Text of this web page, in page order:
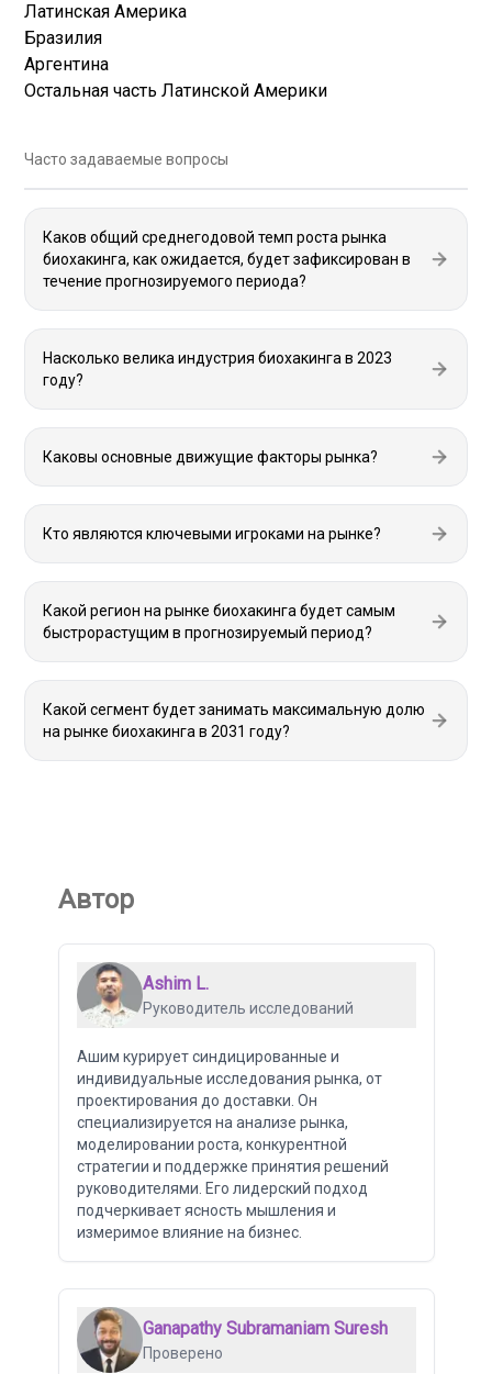
Латинская Америка
Бразилия
Аргентина
Остальная часть Латинской Америки
Часто задаваемые вопросы
Каков общий среднегодовой темп роста рынка
биохакинга, как ожидается, будет зафиксирован в
течение прогнозируемого периода?
Насколько велика индустрия биохакинга в 2023
году?
Каковы основные движущие факторы рынка?
Кто являются ключевыми игроками на рынке?
Какой регион на рынке биохакинга будет самым
быстрорастущим в прогнозируемый период?
Какой сегмент будет занимать максимальную долю
на рынке биохакинга в 2031 году?
Автор
Ashim L.
Руководитель исследований
Ашим курирует синдицированные и
индивидуальные исследования рынка, от
проектирования до доставки. Он
специализируется на анализе рынка,
моделировании роста, конкурентной
стратегии и поддержке принятия решений
руководителями. Его лидерский подход
подчеркивает ясность мышления и
измеримое влияние на бизнес.
Ganapathy Subramaniam Suresh
Проверено